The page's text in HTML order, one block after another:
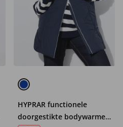
HYPRAR functionele
doorgestikte bodywarmer,